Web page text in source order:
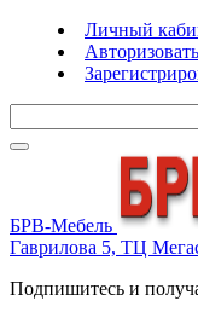
Личный
БРВ-Мебель
Гаврилова 5, ТЦ
Подпишитесь и